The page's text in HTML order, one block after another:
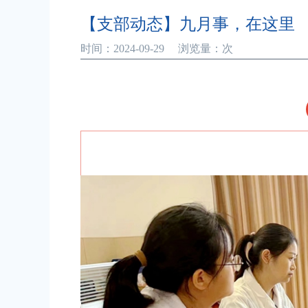
【支部动态】九月事，在这里
时间：2024-09-29 浏览量： 次